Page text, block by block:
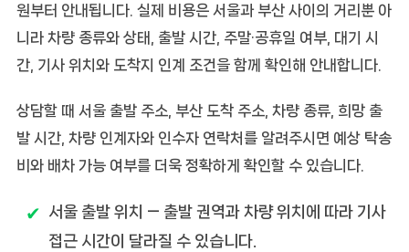
원부터 안내됩니다. 실제 비용은 서울과 부산 사이의 거리뿐 아
니라 차량 종류와 상태, 출발 시간, 주말·공휴일 여부, 대기 시
간, 기사 위치와 도착지 인계 조건을 함께 확인해 안내합니다.
상담할 때 서울 출발 주소, 부산 도착 주소, 차량 종류, 희망 출
발 시간, 차량 인계자와 인수자 연락처를 알려주시면 예상 탁송
비와 배차 가능 여부를 더욱 정확하게 확인할 수 있습니다.
서울 출발 위치 — 출발 권역과 차량 위치에 따라 기사
접근 시간이 달라질 수 있습니다.